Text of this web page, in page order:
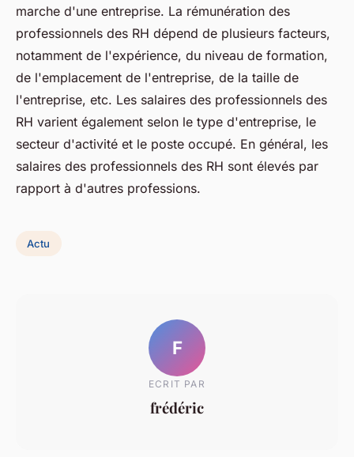
marche d'une entreprise. La rémunération des
professionnels des RH dépend de plusieurs facteurs,
notamment de l'expérience, du niveau de formation,
de l'emplacement de l'entreprise, de la taille de
l'entreprise, etc. Les salaires des professionnels des
RH varient également selon le type d'entreprise, le
secteur d'activité et le poste occupé. En général, les
salaires des professionnels des RH sont élevés par
rapport à d'autres professions.
Actu
F
ECRIT PAR
frédéric